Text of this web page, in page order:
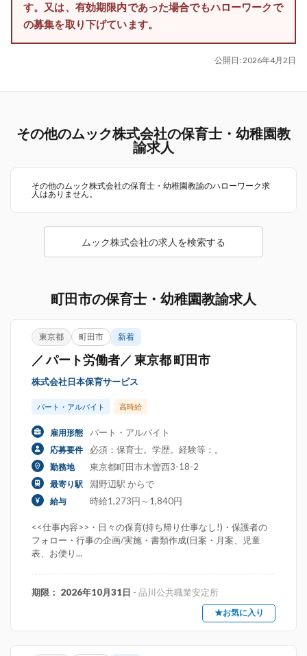
す。又は、有効期限内であった場合でもハローワークで
の募集を取り下げています。
公開日: 2026年4月2日
その他のムック株式会社の保育士・幼稚園教
諭求人
その他のムック株式会社の保育士・幼稚園教諭のハローワーク求
人はありません。
ムック株式会社の求人を検索する
町田市の保育士・幼稚園教諭求人
東京都 町田市 新着
／ パート労働者／ 東京都 町田市
株式会社日本保育サービス
パート・アルバイト 高時給
雇用形態 パート・アルバイト
応募要件 必須：保育士。学歴。経験等：。
勤務地 東京都町田市木曽西3-18-2
最寄り駅 淵野辺駅 からで
給与 時給1,273円～1,840円
<<仕事内容>>・日々の保育(持ち帰り仕事なし!)・保護者の
フォロー・行事の企画/実施・書類作成(日案・月案、児童
表、お便り...
期限： 2026年10月31日 - 品川公共職業安定所
★お気に入り